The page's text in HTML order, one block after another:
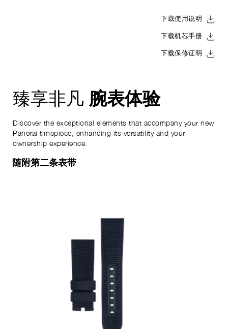
下载使用说明
下载机芯手册
下载保修证明
臻享非凡 腕表体验
Discover the exceptional elements that accompany your new
Panerai timepiece, enhancing its versatility and your
ownership experience.
随附第二条表带